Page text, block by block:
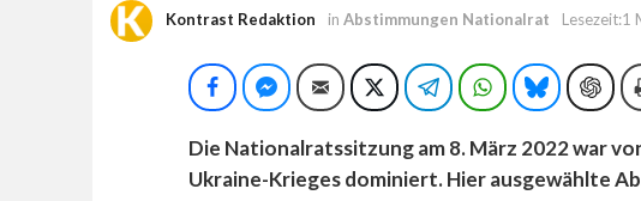
Kontrast Redaktion in Abstimmungen Nationalrat Lesezeit:1
FacebookFacebook Messenger
E-Mail TwitterTelegramWhatsAppBluesky
Die Nationalratssitzung am 8. März 2022 war
Ukraine-Krieges dominiert. Hier ausgewählte